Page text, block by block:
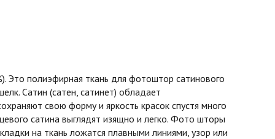
Это полиэфирная ткань для фотоштор сатинового
Сатин (сатен, сатинет) обладает
свою форму и яркость красок спустя много
сатина выглядят изящно и легко. Фото шторы
на ткань ложатся плавными линиями, узор или